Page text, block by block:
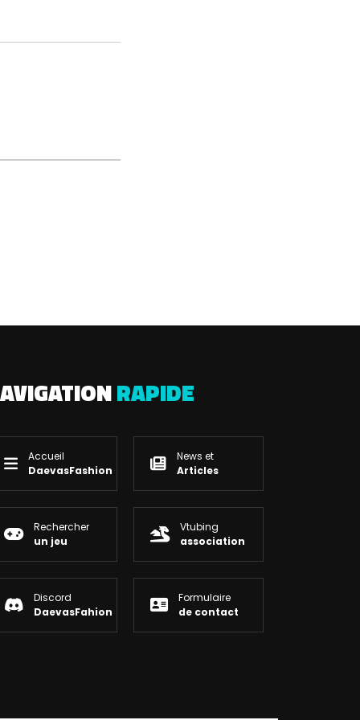
RAPIDE
Accueil
DaevasFashion
News et
Articles
Rechercher
un jeu
Vtubing
association
Discord
DaevasFahion
Formulaire
de contact